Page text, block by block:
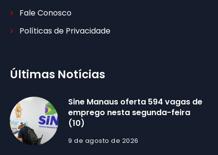
Fale Conosco
Políticas de Privacidade
Últimas Notícias
Sine Manaus oferta 594 vagas de
emprego nesta segunda-feira
(10)
9 de agosto de 2026